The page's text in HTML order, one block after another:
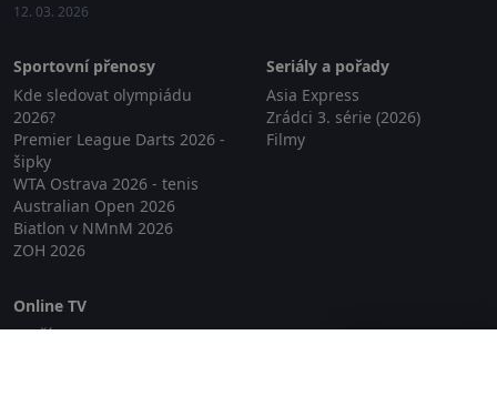
12. 03. 2026
Sportovní přenosy
Kde sledovat olympiádu
2026?
Premier League Darts 2026 -
šipky
WTA Ostrava 2026 - tenis
Australian Open 2026
Biatlon v NMnM 2026
ZOH 2026
Seriály a pořady
Asia Express
Zrádci 3. série (2026)
Filmy
Online TV
Lepší.TV